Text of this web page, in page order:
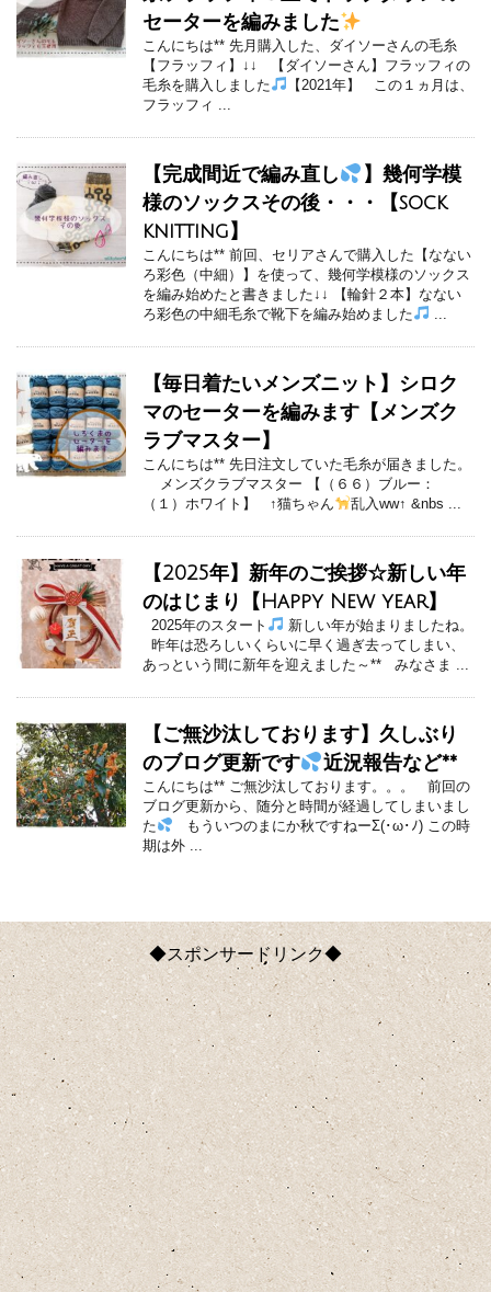
セーターを編みました
こんにちは** 先月購入した、ダイソーさんの毛糸
【フラッフィ】↓↓ 【ダイソーさん】フラッフィの
毛糸を購入しました
【2021年】 この１ヵ月は、
フラッフィ ...
【完成間近で編み直し
】幾何学模
様のソックスその後・・・【sock
knitting】
こんにちは** 前回、セリアさんで購入した【なない
ろ彩色（中細）】を使って、幾何学模様のソックス
を編み始めたと書きました↓↓ 【輪針２本】なない
ろ彩色の中細毛糸で靴下を編み始めました
...
【毎日着たいメンズニット】シロク
マのセーターを編みます【メンズク
ラブマスター】
こんにちは** 先日注文していた毛糸が届きました。
メンズクラブマスター 【（６６）ブルー：
（１）ホワイト】 ↑猫ちゃん
乱入ww↑ &nbs ...
【2025年】新年のご挨拶☆新しい年
のはじまり【Happy New year】
2025年のスタート
新しい年が始まりましたね。
昨年は恐ろしいくらいに早く過ぎ去ってしまい、
あっという間に新年を迎えました～** みなさま ...
【ご無沙汰しております】久しぶり
のブログ更新です
近況報告など**
こんにちは** ご無沙汰しております。。。 前回の
ブログ更新から、随分と時間が経過してしまいまし
た
もういつのまにか秋ですねーΣ(･ω･ﾉ) この時
期は外 ...
◆スポンサードリンク◆